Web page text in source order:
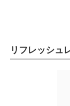
リフレッシュ